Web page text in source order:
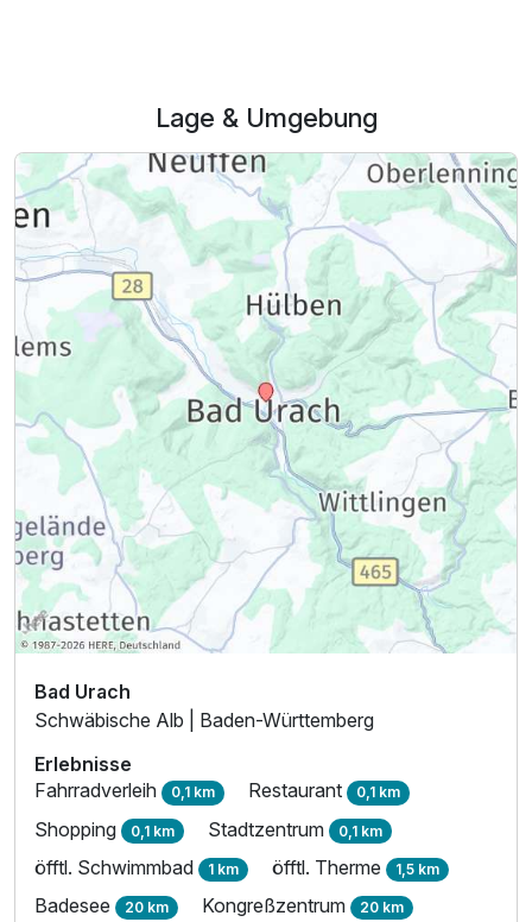
Dreibettzimmer
3 Erwachsene
Ausstattung
Zusatznächte
Für 8 Tage
Einzelzimmer Komfort
1 Erwachsenen
Lage & Umgebung
Bad Urach
Schwäbische Alb | Baden-Württemberg
Erlebnisse
Fahrradverleih 0,1 km Restaurant 0,1 km
Shopping 0,1 km Stadtzentrum 0,1 km
öfftl. Schwimmbad 1 km öfftl. Therme 1,5 km
Badesee 20 km Kongreßzentrum 20 km